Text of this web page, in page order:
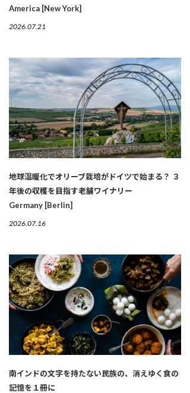
America [New York]
2026.07.21
地球温暖化でオリーブ栽培がドイツで始まる？ ３
年後の収穫を目指す老舗ワイナリー
Germany [Berlin]
2026.07.16
南インドの文字を持たない民族の、消えゆく食の
記憶を１冊に